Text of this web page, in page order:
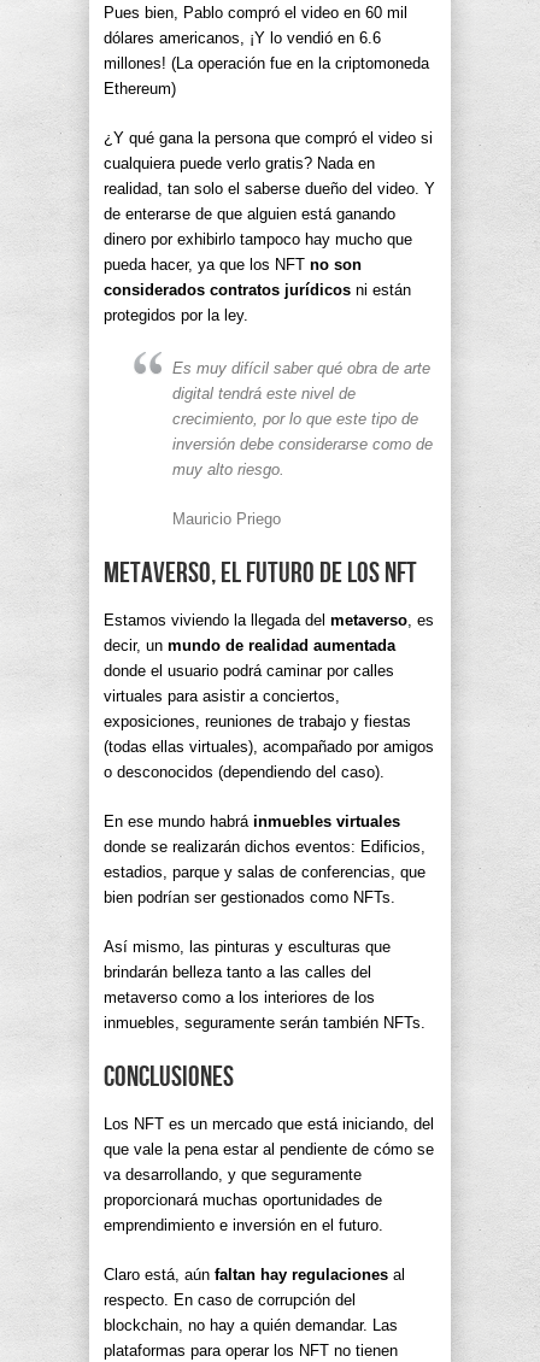
Pues bien, Pablo compró el video en 60 mil
dólares americanos, ¡Y lo vendió en 6.6
millones! (La operación fue en la criptomoneda
Ethereum)
¿Y qué gana la persona que compró el video si
cualquiera puede verlo gratis? Nada en
realidad, tan solo el saberse dueño del video. Y
de enterarse de que alguien está ganando
dinero por exhibirlo tampoco hay mucho que
pueda hacer, ya que los NFT no son
considerados contratos jurídicos ni están
protegidos por la ley.
Es muy difícil saber qué obra de arte
digital tendrá este nivel de
crecimiento, por lo que este tipo de
inversión debe considerarse como de
muy alto riesgo.
Mauricio Priego
Metaverso, el futuro de los NFT
Estamos viviendo la llegada del metaverso, es
decir, un mundo de realidad aumentada
donde el usuario podrá caminar por calles
virtuales para asistir a conciertos,
exposiciones, reuniones de trabajo y fiestas
(todas ellas virtuales), acompañado por amigos
o desconocidos (dependiendo del caso).
En ese mundo habrá inmuebles virtuales
donde se realizarán dichos eventos: Edificios,
estadios, parque y salas de conferencias, que
bien podrían ser gestionados como NFTs.
Así mismo, las pinturas y esculturas que
brindarán belleza tanto a las calles del
metaverso como a los interiores de los
inmuebles, seguramente serán también NFTs.
Conclusiones
Los NFT es un mercado que está iniciando, del
que vale la pena estar al pendiente de cómo se
va desarrollando, y que seguramente
proporcionará muchas oportunidades de
emprendimiento e inversión en el futuro.
Claro está, aún faltan hay regulaciones al
respecto. En caso de corrupción del
blockchain, no hay a quién demandar. Las
plataformas para operar los NFT no tienen